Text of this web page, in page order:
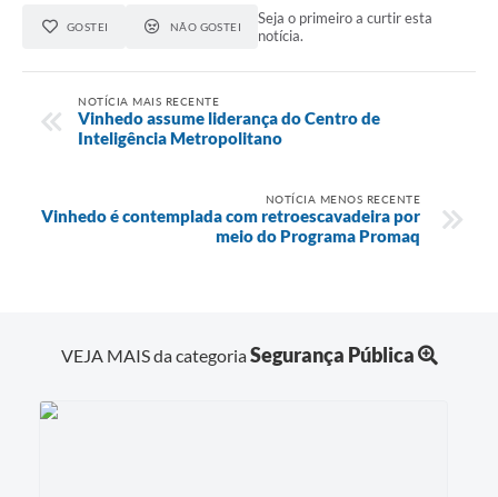
GOSTEI NÃO GOSTEI
Seja o primeiro a curtir esta
notícia.
NOTÍCIA MAIS RECENTE
Vinhedo assume liderança do Centro de
Inteligência Metropolitano
NOTÍCIA MENOS RECENTE
Vinhedo é contemplada com retroescavadeira por
meio do Programa Promaq
VEJA MAIS da categoriaSegurança Pública